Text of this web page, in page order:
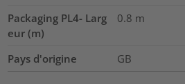
Packaging PL4- Larg
eur (m)
0.8 m
Pays d'origine GB